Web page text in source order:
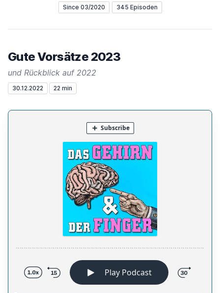
Since 03/2020 345 Episoden
Gute Vorsätze 2023
und Rückblick auf 2022
30.12.2022 22 min